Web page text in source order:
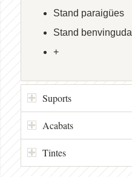
Stand paraigües
Stand benvinguda
+
Suports
Acabats
Tintes